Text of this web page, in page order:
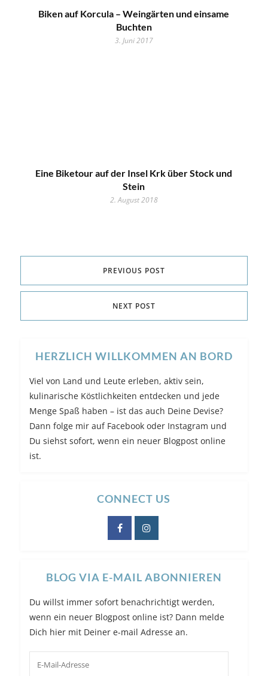
Biken auf Korcula – Weingärten und einsame
Buchten
3. Juni 2017
Eine Biketour auf der Insel Krk über Stock und
Stein
2. August 2018
PREVIOUS POST
NEXT POST
HERZLICH WILLKOMMEN AN BORD
Viel von Land und Leute erleben, aktiv sein,
kulinarische Köstlichkeiten entdecken und jede
Menge Spaß haben – ist das auch Deine Devise?
Dann folge mir auf Facebook oder Instagram und
Du siehst sofort, wenn ein neuer Blogpost online
ist.
CONNECT US
BLOG VIA E-MAIL ABONNIEREN
Du willst immer sofort benachrichtigt werden,
wenn ein neuer Blogpost online ist? Dann melde
Dich hier mit Deiner e-mail Adresse an.